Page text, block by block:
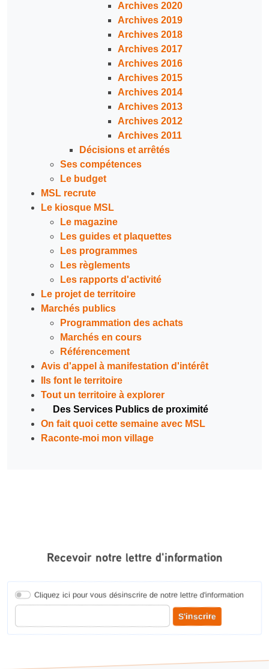
Archives 2020
Archives 2019
Archives 2018
Archives 2017
Archives 2016
Archives 2015
Archives 2014
Archives 2013
Archives 2012
Archives 2011
Décisions et arrêtés
Ses compétences
Le budget
MSL recrute
Le kiosque MSL
Le magazine
Les guides et plaquettes
Les programmes
Les règlements
Les rapports d'activité
Le projet de territoire
Marchés publics
Programmation des achats
Marchés en cours
Référencement
Avis d'appel à manifestation d'intérêt
Ils font le territoire
Tout un territoire à explorer
Des Services Publics de proximité
On fait quoi cette semaine avec MSL
Raconte-moi mon village
Recevoir notre lettre d'information
Cliquez ici pour vous désinscrire de notre lettre d'information
Entrer votre adresse courriel pour recevoir notre lettre d'information
S'inscrire